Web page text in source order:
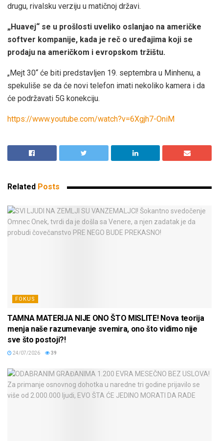
drugu, rivalsku verziju u matičnoj državi.
„Huavej“ se u prošlosti uveliko oslanjao na američke
softver kompanije, kada je reč o uređajima koji se
prodaju na američkom i evropskom tržištu.
„Mejt 30“ će biti predstavljen 19. septembra u Minhenu, a
spekuliše se da će novi telefon imati nekoliko kamera i da
će podržavati 5G konekciju.
https://www.youtube.com/watch?v=6Xgjh7-OniM
Related Posts
FOKUS
TAMNA MATERIJA NIJE ONO ŠTO MISLITE! Nova teorija
menja naše razumevanje svemira, ono što vidimo nije
sve što postoji?!
24/07/2026 39